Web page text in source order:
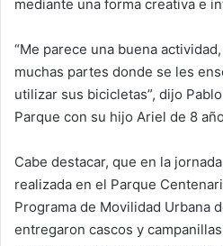
mediante una forma creativa e
“Me parece una buena
muchas partes donde se les
utilizar sus bicicletas”, dijo
Parque con su hijo Ariel de 8
Cabe destacar, que en la
realizada en el Parque
Programa de Movilidad Urbana
entregaron cascos y